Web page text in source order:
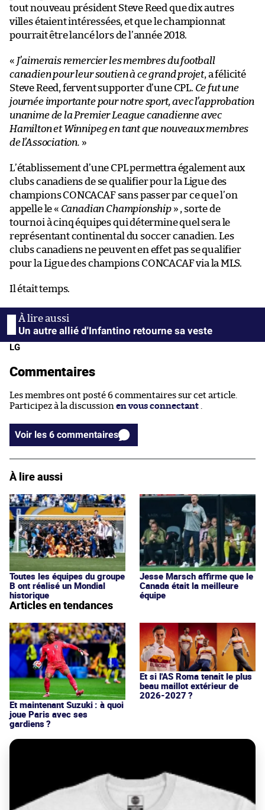
tout nouveau président Steve Reed que dix autres
villes étaient intéressées, et que le championnat
pourrait être lancé lors de l’année 2018.
« J’aimerais remercier les membres du football
canadien pour leur soutien à ce grand projet, a félicité
Steve Reed, fervent supporter d’une CPL. Ce fut une
journée importante pour notre sport, avec l’approbation
unanime de la Premier League canadienne avec
Hamilton et Winnipeg en tant que nouveaux membres
de l’Association. »
L’établissement d’une CPL permettra également aux
clubs canadiens de se qualifier pour la Ligue des
champions CONCACAF sans passer par ce que l’on
appelle le « Canadian Championship» , sorte de
tournoi à cinq équipes qui détermine quel sera le
représentant continental du soccer canadien. Les
clubs canadiens ne peuvent en effet pas se qualifier
pour la Ligue des champions CONCACAF via la MLS.
Il était temps.
Un autre allié d'Infantino retourne sa veste
LG
Commentaires
Les membres ont posté 6 commentaires sur cet article.
Participez à la discussion en vous connectant .
Voir les 6 commentaires
À lire aussi
Toutes les équipes du groupe
B ont réalisé un Mondial
historique
Jesse Marsch affirme que le
Canada était la meilleure
équipe
Articles en tendances
Et maintenant Suzuki : à quoi
joue Paris avec ses
gardiens ?
Et si l'AS Roma tenait le plus
beau maillot extérieur de
2026-2027 ?